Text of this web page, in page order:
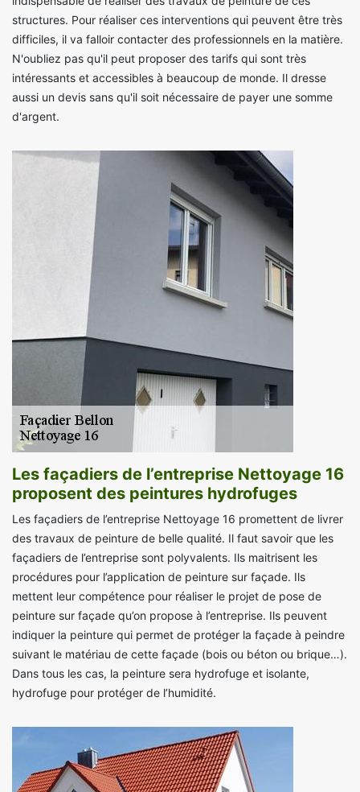
structures. Pour réaliser ces interventions qui peuvent être très
difficiles, il va falloir contacter des professionnels en la matière.
N'oubliez pas qu'il peut proposer des tarifs qui sont très
intéressants et accessibles à beaucoup de monde. Il dresse
aussi un devis sans qu'il soit nécessaire de payer une somme
d'argent.
Les façadiers de l’entreprise Nettoyage 16
proposent des peintures hydrofuges
Les façadiers de l’entreprise Nettoyage 16 promettent de livrer
des travaux de peinture de belle qualité. Il faut savoir que les
façadiers de l’entreprise sont polyvalents. Ils maitrisent les
procédures pour l’application de peinture sur façade. Ils
mettent leur compétence pour réaliser le projet de pose de
peinture sur façade qu’on propose à l’entreprise. Ils peuvent
indiquer la peinture qui permet de protéger la façade à peindre
suivant le matériau de cette façade (bois ou béton ou brique…).
Dans tous les cas, la peinture sera hydrofuge et isolante,
hydrofuge pour protéger de l’humidité.